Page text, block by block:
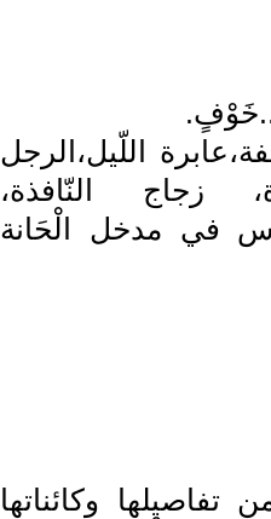
..خَوْفٍ.
اللّيل،الرجل
زجاج النّافذة،
في مدخل الْحَانة
وكائناتها